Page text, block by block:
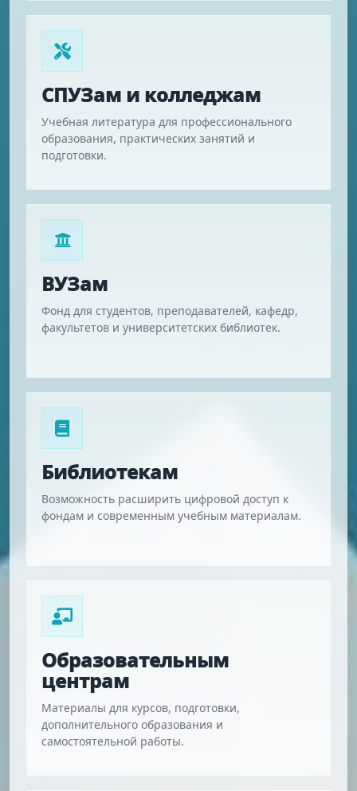
СПУЗам и колледжам
Учебная литература для профессионального
образования, практических занятий и
подготовки.
ВУЗам
Фонд для студентов, преподавателей, кафедр,
факультетов и университетских библиотек.
Библиотекам
Возможность расширить цифровой доступ к
фондам и современным учебным материалам.
Образовательным
центрам
Материалы для курсов, подготовки,
дополнительного образования и
самостоятельной работы.